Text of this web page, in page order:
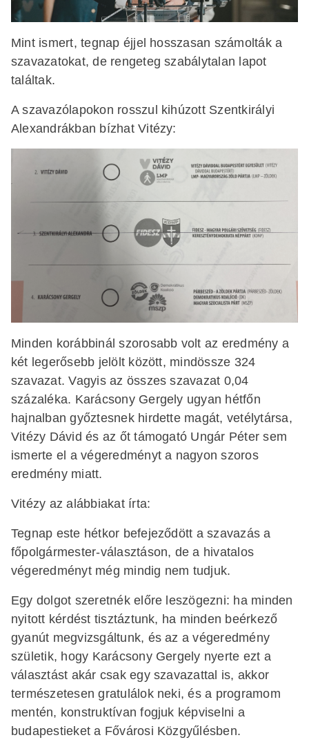
Mint ismert, tegnap éjjel hosszasan számolták a
szavazatokat, de rengeteg szabálytalan lapot
találtak.
A szavazólapokon rosszul kihúzott Szentkirályi
Alexandrákban bízhat Vitézy:
Minden korábbinál szorosabb volt az eredmény a
két legerősebb jelölt között, mindössze 324
szavazat. Vagyis az összes szavazat 0,04
százaléka. Karácsony Gergely ugyan hétfőn
hajnalban győztesnek hirdette magát, vetélytársa,
Vitézy Dávid és az őt támogató Ungár Péter sem
ismerte el a végeredményt a nagyon szoros
eredmény miatt.
Vitézy az alábbiakat írta:
Tegnap este hétkor befejeződött a szavazás a
főpolgármester-választáson, de a hivatalos
végeredményt még mindig nem tudjuk.
Egy dolgot szeretnék előre leszögezni: ha minden
nyitott kérdést tisztáztunk, ha minden beérkező
gyanút megvizsgáltunk, és az a végeredmény
születik, hogy Karácsony Gergely nyerte ezt a
választást akár csak egy szavazattal is, akkor
természetesen gratulálok neki, és a programom
mentén, konstruktívan fogjuk képviselni a
budapestieket a Fővárosi Közgyűlésben.